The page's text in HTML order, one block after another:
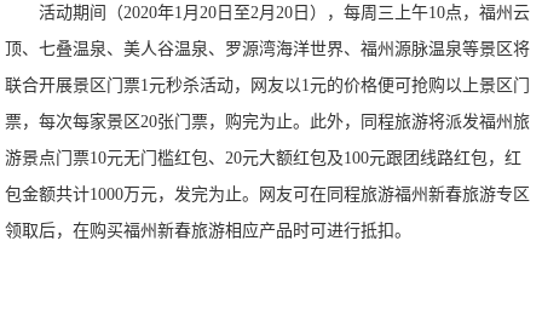
活动期间（2020年1月20日至2月20日），每周三上午10点，福州云
顶、七叠温泉、美人谷温泉、罗源湾海洋世界、福州源脉温泉等景区将
联合开展景区门票1元秒杀活动，网友以1元的价格便可抢购以上景区门
票，每次每家景区20张门票，购完为止。此外，同程旅游将派发福州旅
游景点门票10元无门槛红包、20元大额红包及100元跟团线路红包，红
包金额共计1000万元，发完为止。网友可在同程旅游福州新春旅游专区
领取后，在购买福州新春旅游相应产品时可进行抵扣。